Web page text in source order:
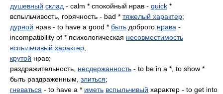
душевный склад - calm * спокойный нрав - quick *
вспыльчивость, горячность - bad * тяжелый характер;
дурной нрав - to have a good * быть доброго нрава -
incompatibility of * психологическая несовместимость
вспыльчивый характер;
крутой нрав;
раздражительность, несдержанность - to be in a *, to show *
быть раздраженным, злиться;
гневаться - to have a * иметь вспыльчивый характер - to get into